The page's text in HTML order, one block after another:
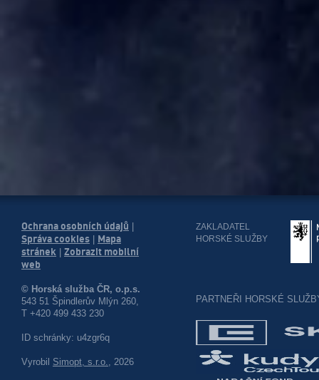
Ochrana osobních údajů
Správa cookies
Mapa
stránek
Zobrazit mobilní
web
© Horská služba ČR, o.p.s.
543 51 Špindlerův Mlýn 260,
T +420 499 433 230
ID schránky: u4zgr6q
Vyrobil Simopt, s.r.o., 2026
ZAKLADATEL
HORSKÉ SLUŽBY
PARTNEŘI HORSKÉ